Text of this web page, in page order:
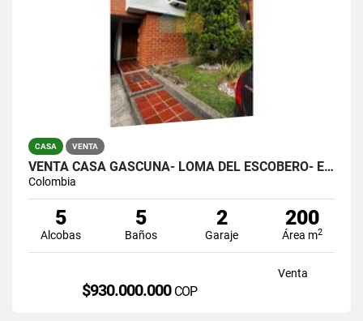
CASA VENTA
VENTA CASA GASCUÑA- LOMA DEL ESCOBERO- ENVIGADO
Colombia
5
Alcobas
5
Baños
2
Garaje
200
Área m2
Venta
$930.000.000 COP